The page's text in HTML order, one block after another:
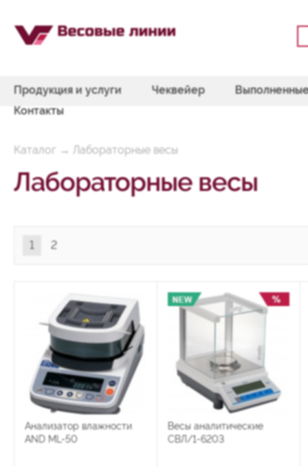
Продукция и услуги Чеквейер
Контакты
Каталог → Лабораторные весы
Лабораторные весы
1 2
Анализатор влажности
AND ML-50
Весы аналитические
СВЛ/1-6203